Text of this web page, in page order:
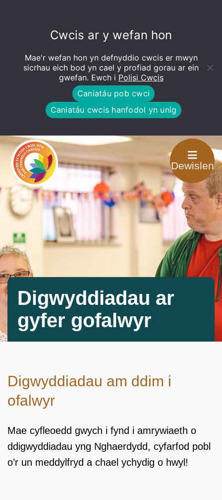
Open
toolbar
Cwcis ar y wefan hon
Mae'r wefan hon yn defnyddio cwcis er mwyn
sicrhau eich bod yn cael y profiad gorau ar ein
gwefan. Ewch i Polisi Cwcis
Caniatáu pob cwci
Caniatáu cwcis hanfodol yn unig
Dewislen
Digwyddiadau ar
gyfer gofalwyr
Digwyddiadau am ddim i
ofalwyr
Mae cyfleoedd gwych i fynd i amrywiaeth o
ddigwyddiadau yng Nghaerdydd, cyfarfod pobl
o’r un meddylfryd a chael ychydig o hwyl!